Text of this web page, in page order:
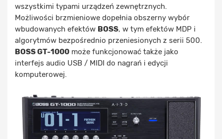
wszystkimi typami urządzeń zewnętrznych.
Możliwości brzmieniowe dopełnia obszerny wybór
wbudowanych efektów BOSS, w tym efektów MDP i
algorytmów bezpośrednio przeniesionych z serii 500.
BOSS GT-1000 może funkcjonować także jako
interfejs audio USB / MIDI do nagrań i edycji
komputerowej.